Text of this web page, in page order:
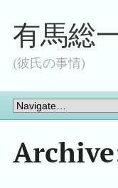
有馬総
(彼氏の事情)